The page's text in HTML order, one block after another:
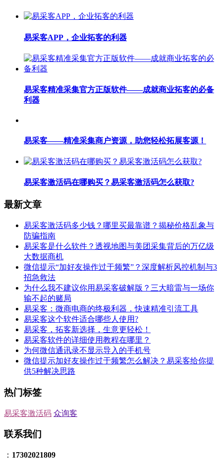
易采客APP，企业拓客的利器
易采客精准采集官方正版软件——成就商业拓客的必备
利器
易采客——精准采集商户资源，助您轻松拓展客源！
易采客激活码在哪购买？易采客激活码怎么获取?
最新文章
易采客激活码多少钱？哪里买最靠谱？揭秘价格乱象与
防骗指南
易采客是什么软件？透视地图与美团采集背后的万亿级
大数据商机
微信提示“加好友操作过于频繁”？深度解析风控机制与3
招急救法
为什么我不建议你用易采客破解版？三大暗雷与一场你
输不起的赌局
易采客：微商电商的终极利器，快速精准引流工具
易采客这个软件适合哪些人使用?
易采客，拓客新选择，生意‮轻更‬松！
易采客软件的详细使用教程在哪里？
为何微信通讯录不显示导入的手机号
微信提示加好友操作过于频繁怎么解决？易采客给你提
供5种解决思路
热门标签
易采客激活码 众询客
联系我们
： 17302021809